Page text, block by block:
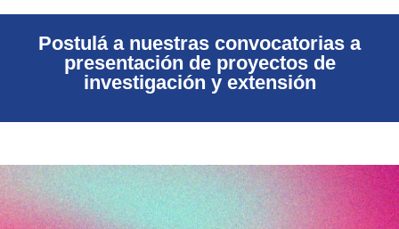
Postulá a nuestras convocatorias a
presentación de proyectos de
investigación y extensión